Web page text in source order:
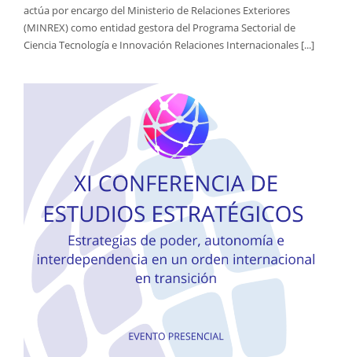
actúa por encargo del Ministerio de Relaciones Exteriores
(MINREX) como entidad gestora del Programa Sectorial de
Ciencia Tecnología e Innovación Relaciones Internacionales [...]